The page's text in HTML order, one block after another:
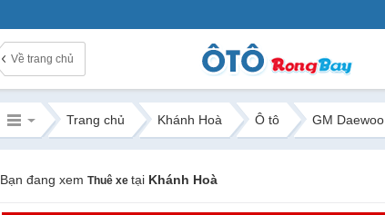
Về trang chủ
Trang chủ Khánh Hoà Ô tô GM Daewoo
Bạn đang xem Thuê xe tại Khánh Hoà